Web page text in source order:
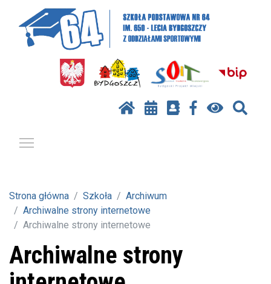
Strona główna Szkoła
Archiwum
Archiwalne strony internetowe
Archiwalne strony internetowe
Archiwalne strony